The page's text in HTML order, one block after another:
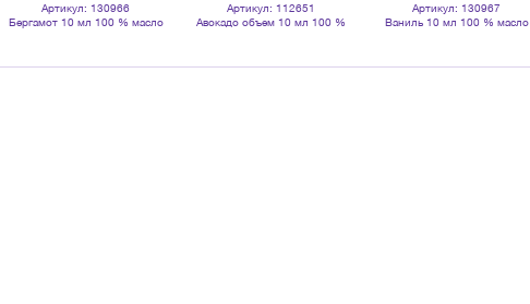
Артикул: 130966
Бергамот 10 мл 100 % масло
Артикул: 112651
Авокадо объем 10 мл 100 %
Артикул: 130967
Ваниль 10 мл 100 % масло